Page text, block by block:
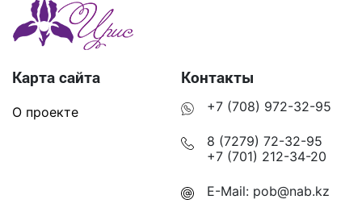
Карта сайта
О проекте
Контакты
+7 (708) 972-32-95
8 (7279) 72-32-95
+7 (701) 212-34-20
E-Mail: pob@nab.kz